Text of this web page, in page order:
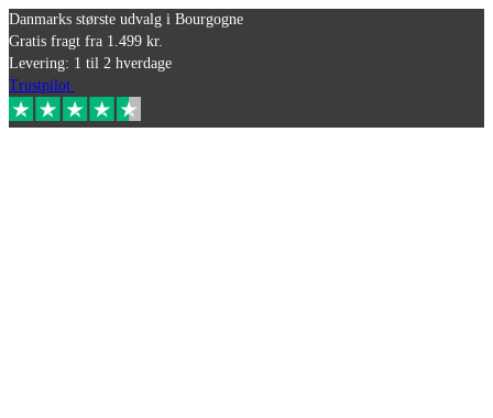
Danmarks største udvalg i Bourgogne
Gratis fragt fra 1.499 kr.
Levering: 1 til 2 hverdage
Trustpilot